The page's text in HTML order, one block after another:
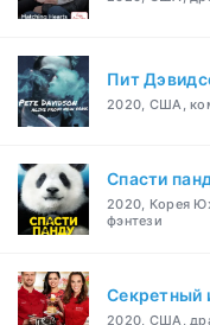
Пит
2020, США,
Спасти
2020, Корея
фэнтези
Секретный
2020, США,